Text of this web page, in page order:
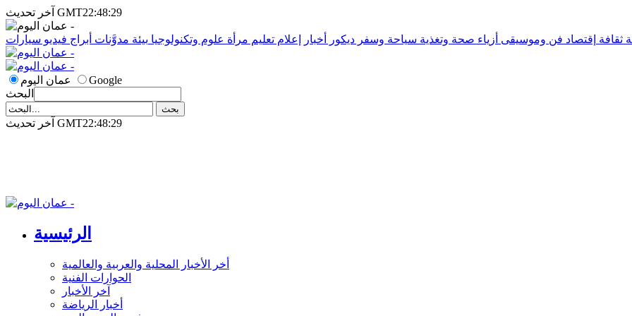
آخر تحديث GMT22:48:29
ثقافة إقتصاد فن وموسيقى أزياء صحة وتغذية سياحة وسفر ديكور أخبار إعلام تعليم مرأة علوم وتكنولوجيا بيئة مدوَّنات أبراج فيديو سيارات
عمان اليوم
Google
البحث
آخر تحديث GMT22:48:29
الرئيسية
أخر الأخبار المحلية والعربية والعالمية
الحوارات الفنية
آخر الأخبار
أخبار الرياضة